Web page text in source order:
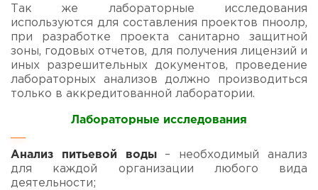
Так же лабораторные исследования
используются для составления проектов пноолр,
при разработке проекта санитарно защитной
зоны, годовых отчетов, для получения лицензий и
иных разрешительных документов, проведение
лабораторных анализов должно производиться
только в аккредитованной лаборатории.
Лабораторные исследования
Анализ питьевой воды
– необходимый анализ
для каждой организации любого вида
деятельности;